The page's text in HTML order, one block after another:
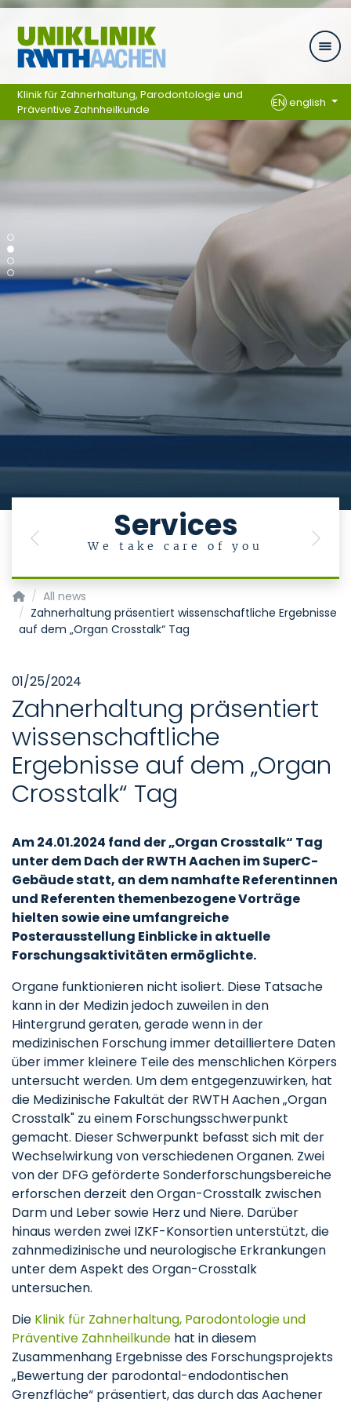
Skip navigation
Services
We take care of you
Previous Next
Klinik für Zahnerhaltung, Parodontologie und
Präventive Zahnheilkunde
EN english
Klinik für Zahnerhaltung, Parodontologie und Präventive
All news
Zahnerhaltung präsentiert wissenschaftliche Ergebnisse
auf dem „Organ Crosstalk“ Tag
01/25/2024
Zahnerhaltung präsentiert
wissenschaftliche
Ergebnisse auf dem „Organ
Crosstalk“ Tag
Am 24.01.2024 fand der „Organ Crosstalk“ Tag
unter dem Dach der RWTH Aachen im SuperC-
Gebäude statt, an dem namhafte Referentinnen
und Referenten themenbezogene Vorträge
hielten sowie eine umfangreiche
Posterausstellung Einblicke in aktuelle
Forschungsaktivitäten ermöglichte.
Organe funktionieren nicht isoliert. Diese Tatsache
kann in der Medizin jedoch zuweilen in den
Hintergrund geraten, gerade wenn in der
medizinischen Forschung immer detailliertere Daten
über immer kleinere Teile des menschlichen Körpers
untersucht werden. Um dem entgegenzuwirken, hat
die Medizinische Fakultät der RWTH Aachen „Organ
Crosstalk" zu einem Forschungsschwerpunkt
gemacht. Dieser Schwerpunkt befasst sich mit der
Wechselwirkung von verschiedenen Organen. Zwei
von der DFG geförderte Sonderforschungsbereiche
erforschen derzeit den Organ-Crosstalk zwischen
Darm und Leber sowie Herz und Niere. Darüber
hinaus werden zwei IZKF-Konsortien unterstützt, die
zahnmedizinische und neurologische Erkrankungen
unter dem Aspekt des Organ-Crosstalk
untersuchen.
Die Klinik für Zahnerhaltung, Parodontologie und
Präventive Zahnheilkunde hat in diesem
Zusammenhang Ergebnisse des Forschungsprojekts
„Bewertung der parodontal-endodontischen
Grenzfläche“ präsentiert, das durch das Aachener